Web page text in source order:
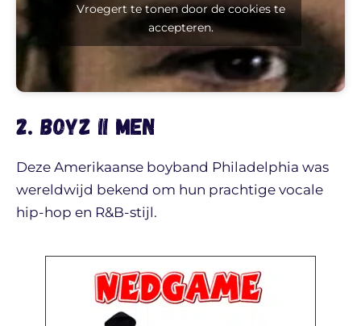
Vroegert te tonen door de cookies te
accepteren.
2. Boyz II Men
Deze Amerikaanse boyband Philadelphia was
wereldwijd bekend om hun prachtige vocale
hip-hop en R&B-stijl.